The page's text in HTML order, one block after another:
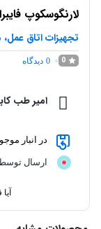
لارنگوسکوپ فایبراپتیک
تجهیزات اتاق
0
0 دیدگاه
امیر طب
در انبار
ارسال